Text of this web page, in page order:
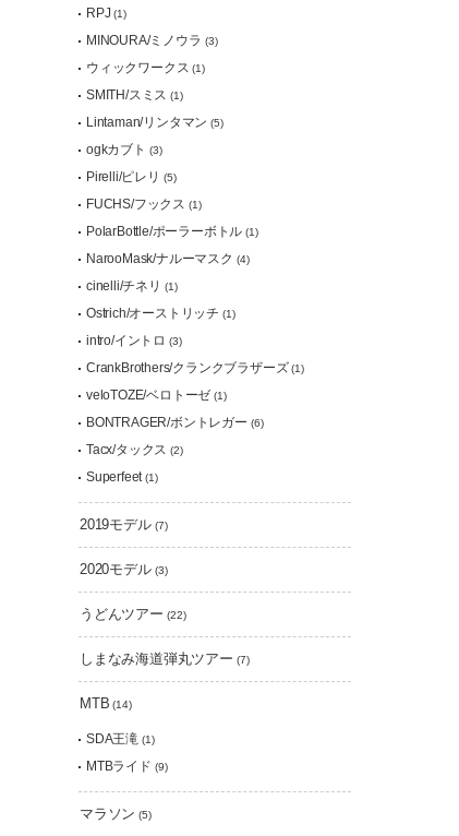
RPJ (1)
MINOURA/ミノウラ (3)
ウィックワークス (1)
SMITH/スミス (1)
Lintaman/リンタマン (5)
ogkカブト (3)
Pirelli/ピレリ (5)
FUCHS/フックス (1)
PolarBottle/ポーラーボトル (1)
NarooMask/ナルーマスク (4)
cinelli/チネリ (1)
Ostrich/オーストリッチ (1)
intro/イントロ (3)
CrankBrothers/クランクブラザーズ (1)
veloTOZE/ベロトーゼ (1)
BONTRAGER/ボントレガー (6)
Tacx/タックス (2)
Superfeet (1)
2019モデル(7)
2020モデル(3)
うどんツアー (22)
しまなみ海道弾丸ツアー (7)
MTB (14)
SDA王滝 (1)
MTBライド (9)
マラソン (5)